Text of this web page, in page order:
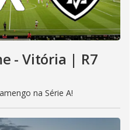
- Vitória | R7
na Série A!